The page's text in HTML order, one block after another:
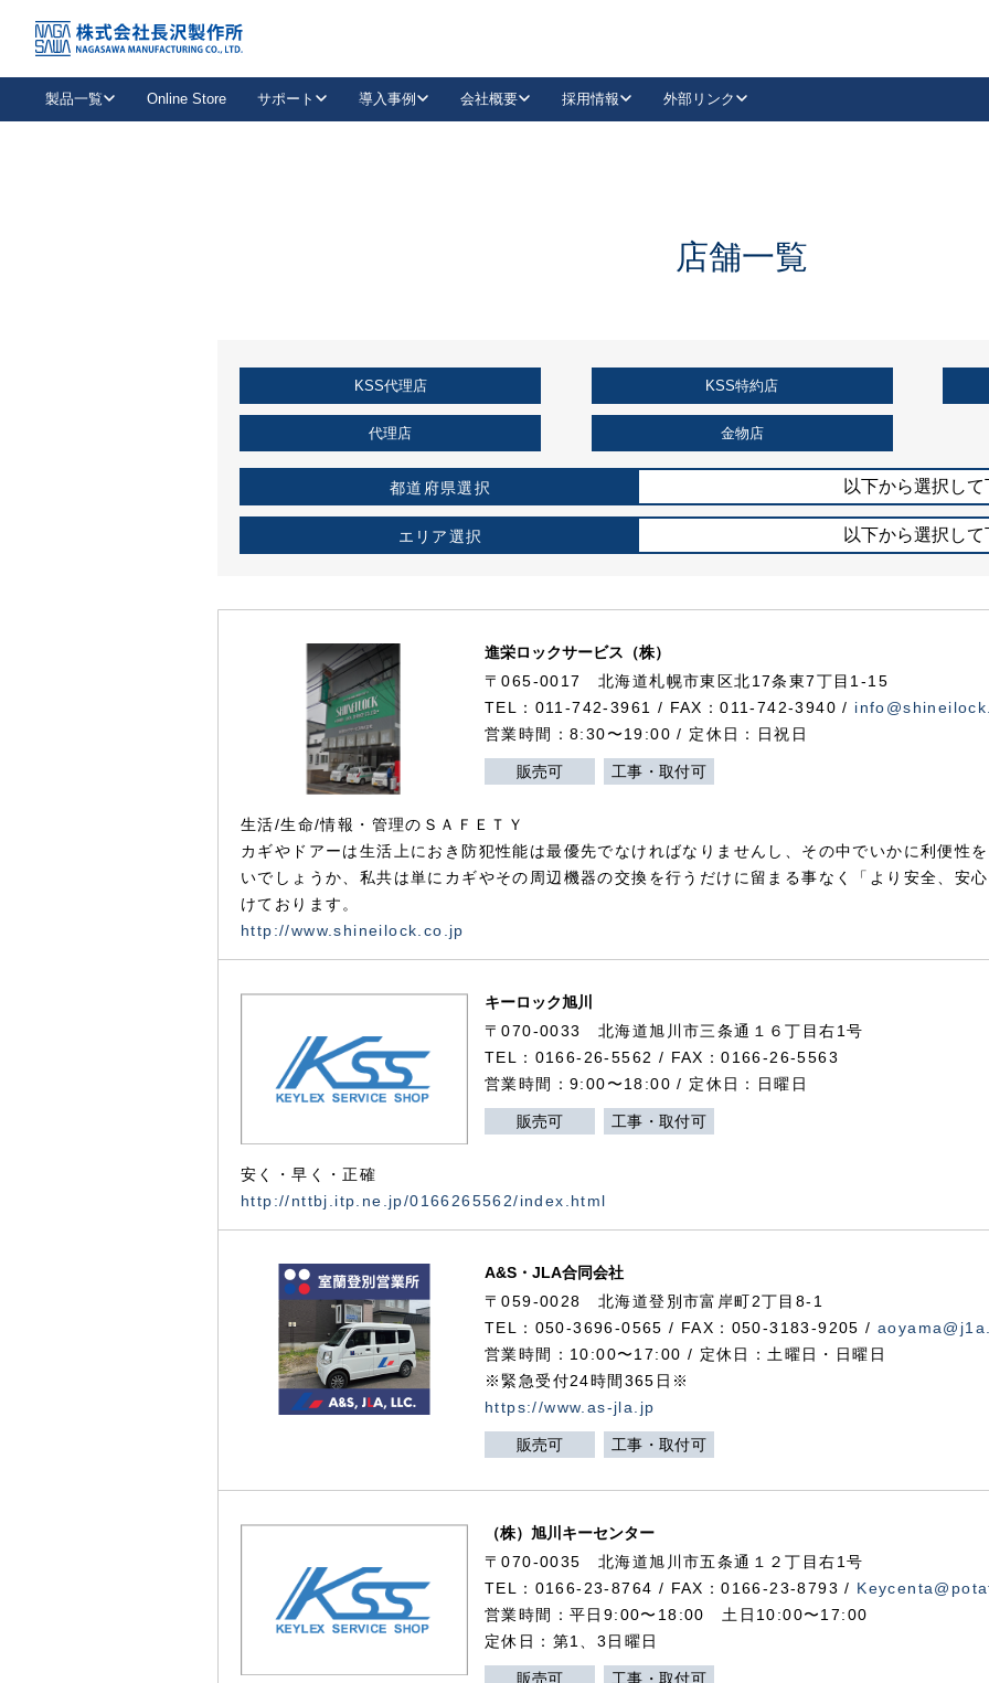
製品一覧
抗ウイルス・抗菌製品
キーレックスを品番からお探しいただけます。
Online Store サポート
取扱店情報
お役立ち情報
導入事例
企業様採用事例
会社概要 採用情報 外部リンク
LinkedIn
KSS加盟店・取扱店情報
店舗一覧
店舗一覧
KSS代理店 KSS特約店
代理店 金物店
都道府県選択 以下から選択し
エリア選択 以下から選択し
進栄ロックサービス（株）
〒065-0017 北海道札幌市東区北17条東7丁目1-15
TEL：011-742-3961 / FAX：011-742-3940 /
営業時間：8:30〜19:00 / 定休日：日祝日
販売可 工事・取付可
生活/生命/情報・管理のＳＡＦＥＴＹ
カギやドアーは生活上におき防犯性能は最優先でなければなりませんし、その中でいかに利便性
いでしょうか、私共は単にカギやその周辺機器の交換を行うだけに留まる事なく「より安全、安
けております。
http://www.shineilock.co.jp
キーロック旭川
〒070-0033 北海道旭川市三条通１６丁目右1号
TEL：0166-26-5562 / FAX：0166-26-5563
営業時間：9:00〜18:00 / 定休日：日曜日
販売可 工事・取付可
安く・早く・正確
http://nttbj.itp.ne.jp/0166265562/index.html
A&S・JLA合同会社
〒059-0028北海道登別市富岸町2丁目 8-1
TEL：050-3696-0565 / FAX：050-3183-9205 /
営業時間：10:00〜17:00 / 定休日：土曜日・日曜日
※緊急受付24時間365日※
https://www.as-jla.jp
販売可 工事・取付可
（株）旭川キーセンター
〒070-0035 北海道旭川市五条通１２丁目右1号
TEL：0166-23-8764 / FAX：0166-23-8793 /
営業時間：平日9:00〜18:00 土日10:00〜17:00
定休日：第1、3日曜日
販売可 工事・取付可